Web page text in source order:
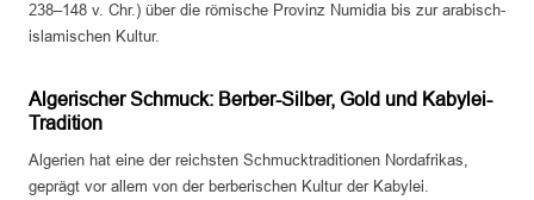
238–148 v. Chr.) über die römische Provinz Numidia bis zur arabisch-
islamischen Kultur.
Algerischer Schmuck: Berber-Silber, Gold und Kabylei-
Tradition
Algerien hat eine der reichsten Schmucktraditionen Nordafrikas,
geprägt vor allem von der berberischen Kultur der Kabylei.